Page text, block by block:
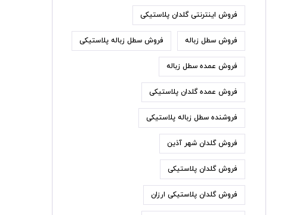
فروش اینترنتی گلدان پلاستیکی
فروش سطل زباله فروش سطل زباله پلاستیکی
فروش عمده سطل زباله
فروش عمده گلدان پلاستیکی
فروشنده سطل زباله پلاستیکی
فروش گلدان شهر آذین
فروش گلدان پلاستیکی
فروش گلدان پلاستیکی ارزان